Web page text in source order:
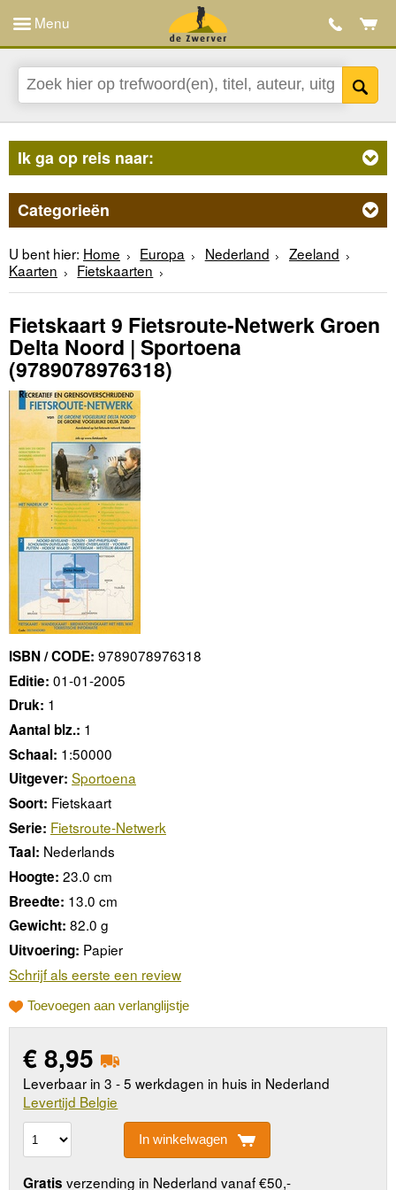
Menu
Ik ga op reis naar:
Categorieën
U bent hier: Home Europa Nederland
Zeeland
Kaarten
Fietskaarten
Fietskaart 9 Fietsroute-Netwerk Groen
Delta Noord | Sportoena
(9789078976318)
ISBN / CODE: 9789078976318
Editie: 01-01-2005
Druk: 1
Aantal blz.: 1
Schaal: 1:50000
Uitgever: Sportoena
Soort: Fietskaart
Serie: Fietsroute-Netwerk
Taal: Nederlands
Hoogte: 23.0 cm
Breedte: 13.0 cm
Gewicht: 82.0 g
Uitvoering: Papier
Schrijf als eerste een review
Toevoegen aan verlanglijstje
€8,95
Leverbaar in 3 - 5 werkdagen in huis in Nederland
Levertijd Belgie
In winkelwagen
Gratis verzending in Nederland vanaf €50,-